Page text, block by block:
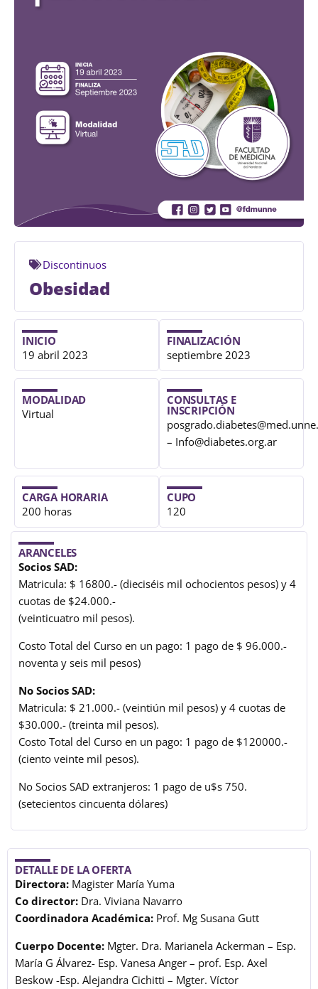
Discontinuos
Obesidad
INICIO
19 abril 2023
FINALIZACIÓN
septiembre 2023
MODALIDAD
Virtual
CONSULTAS E
INSCRIPCIÓN
– Info@diabetes.org.ar
CARGA HORARIA
200 horas
CUPO
120
ARANCELES
Socios SAD:
Matricula: $ 16800.- (dieciséis mil ochocientos pesos) y 4
cuotas de $24.000.-
(veinticuatro mil pesos).
Costo Total del Curso en un pago: 1 pago de $ 96.000.-
noventa y seis mil pesos)
No Socios SAD:
Matricula: $ 21.000.- (veintiún mil pesos) y 4 cuotas de
$30.000.- (treinta mil pesos).
Costo Total del Curso en un pago: 1 pago de $120000.-
(ciento veinte mil pesos).
No Socios SAD extranjeros: 1 pago de u$s 750.
(setecientos cincuenta dólares)
DETALLE DE LA OFERTA
Directora: Magister María Yuma
Co director: Dra. Viviana Navarro
Coordinadora Académica: Prof. Mg Susana Gutt
Cuerpo Docente: Mgter. Dra. Marianela Ackerman – Esp.
María G Álvarez- Esp. Vanesa Anger – prof. Esp. Axel
Beskow -Esp. Alejandra Cichitti – Mgter. Víctor